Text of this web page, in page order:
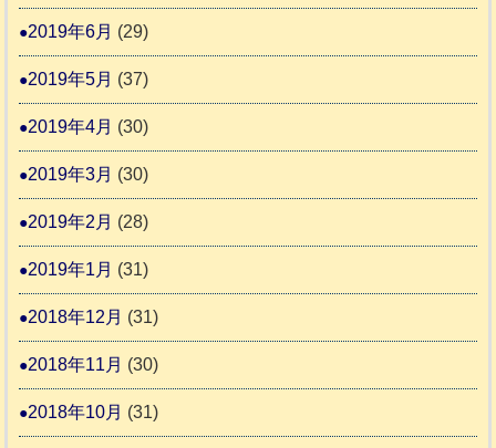
2019年6月 (29)
2019年5月 (37)
2019年4月 (30)
2019年3月 (30)
2019年2月 (28)
2019年1月 (31)
2018年12月 (31)
2018年11月 (30)
2018年10月 (31)